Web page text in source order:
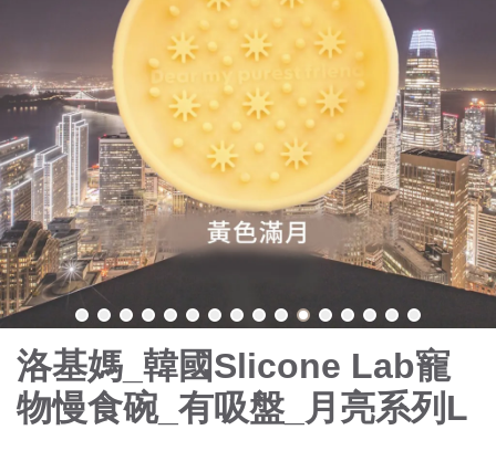
洛基媽_韓國Slicone Lab寵
物慢食碗_有吸盤_月亮系列L